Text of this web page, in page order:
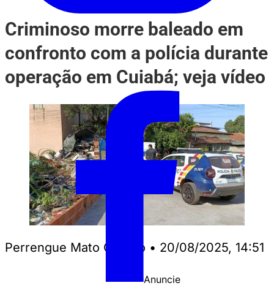
Criminoso morre baleado em
confronto com a polícia durante
operação em Cuiabá; veja vídeo
Perrengue Mato Grosso • 20/08/2025, 14:51
PUBLICIDADEAnuncie